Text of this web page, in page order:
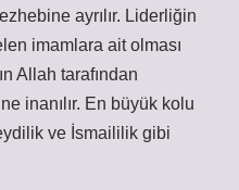
ayrılır. Liderliğin
imamlara ait olması
Allah tarafından
inanılır. En büyük kolu
ve İsmaililik gibi